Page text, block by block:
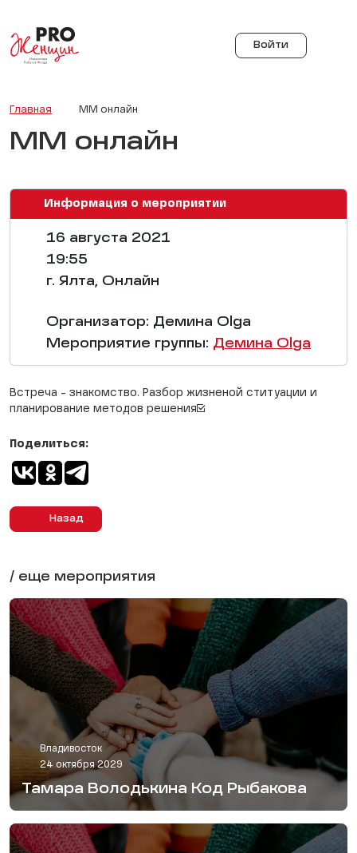
Войти
Главная ММ онлайн
ММ онлайн
Информация о мероприятии
16 августа 2021
19:55
г. Ялта, Онлайн
Организатор: Демина Olga
Мероприятие группы: Демина Olga
Встреча - знакомство. Разбор жизненой ституации и
планирование методов решения☑️
Назад
Поделиться:
/ еще мероприятия
Владивосток
24 октября 2029
Тамара Володькина Код Рыбакова